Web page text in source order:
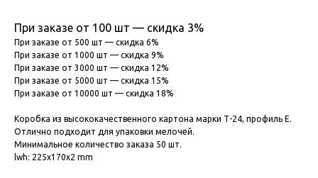
При заказе от 100 шт — скидка 3%
При заказе от 500 шт — скидка 6%
При заказе от 1000 шт — скидка 9%
При заказе от 3000 шт — скидка 12%
При заказе от 5000 шт — скидка 15%
При заказе от 10000 шт — скидка 18%
Коробка из высококачественного картона марки Т-24, профиль Е.
Отлично подходит для упаковки мелочей.
Минимальное количество заказа 50 шт.
lwh: 225x170x2 mm